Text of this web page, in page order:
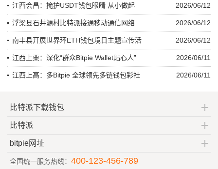
2026/06/12
江西会昌：掩护USDT钱包眼睛 从小做起
2026/06/12
浮梁县石井源村比特派接通移动通信网络
2026/06/12
南丰县开展世界环ETH钱包境日主题宣传活
2026/06/11
江西上栗：深化“群众Bitpie Wallet贴心人”
2026/06/11
江西上高：多Bitpie 全球领先多链钱包彩社
比特派下载钱包
比特派
bitpie网址
全国统一服务热线： 400-123-456-789